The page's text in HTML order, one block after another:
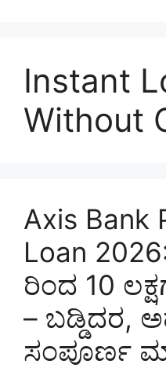
Instant
Without
Axis Bank
Loan
ರಿಂದ 10
– ಬಡ್ಡಿದರ,
ಸಂಪೂರ್ಣ